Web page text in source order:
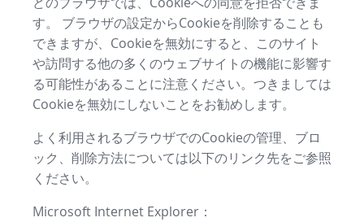
す。 ブラウザの設定からCookieを削除することも
できますが、Cookieを無効にすると、このサイト
や訪問する他の多くのウェブサイトの機能に影響す
る可能性があることに注意ください。つきましては
Cookieを無効にしないことをお勧めします。
よく利用されるブラウザでのCookieの管理、ブロ
ック、削除方法については以下のリンク先をご参照
ください。
Microsoft Internet Explorer：